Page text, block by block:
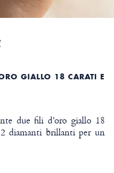
GIALLO 18 CARATI E
due fili d’oro giallo 18
diamanti brillanti per un